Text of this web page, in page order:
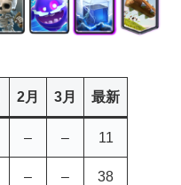
2月 3月 最新
– – 11
– – 38